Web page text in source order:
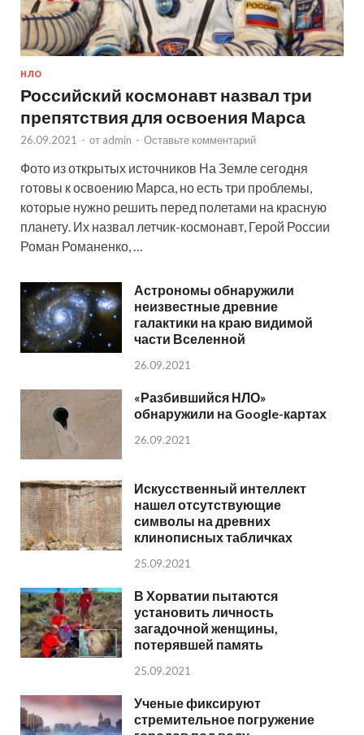
НЛО
Российский космонавт назвал три
препятствия для освоения Марса
26.09.2021 - от admin - Оставьте комментарий
Фото из открытых источников На Земле сегодня
готовы к освоению Марса, но есть три проблемы,
которые нужно решить перед полетами на красную
планету. Их назвал летчик-космонавт, Герой России
Роман Романенко, …
Астрономы обнаружили
неизвестные древние
галактики на краю видимой
части Вселенной
26.09.2021
«Разбившийся НЛО»
обнаружили на Google-картах
26.09.2021
Искусственный интеллект
нашел отсутствующие
символы на древних
клинописных табличках
25.09.2021
В Хорватии пытаются
установить личность
загадочной женщины,
потерявшей память
25.09.2021
Ученые фиксируют
стремительное погружение